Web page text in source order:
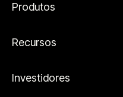
Produtos
Recursos
Investidores